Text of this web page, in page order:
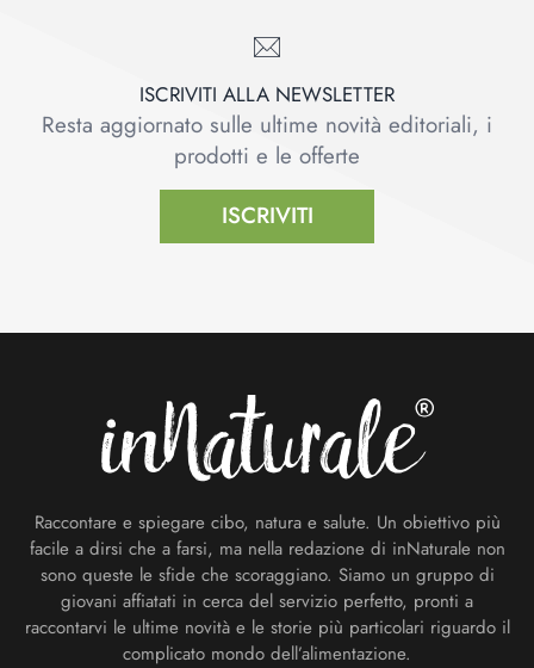
ISCRIVITI ALLA NEWSLETTER
Resta aggiornato sulle ultime novità editoriali, i
prodotti e le offerte
ISCRIVITI
Raccontare e spiegare cibo, natura e salute. Un obiettivo più
facile a dirsi che a farsi, ma nella redazione di inNaturale non
sono queste le sfide che scoraggiano. Siamo un gruppo di
giovani affiatati in cerca del servizio perfetto, pronti a
raccontarvi le ultime novità e le storie più particolari riguardo il
complicato mondo dell’alimentazione.